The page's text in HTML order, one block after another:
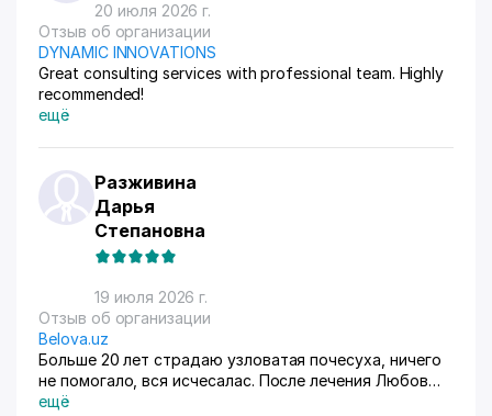
20 июля 2026 г.
Отзыв об организации
DYNAMIC INNOVATIONS
Great consulting services with professional team. Highly
recommended!
ещё
Разживина
Дарья
Степановна
19 июля 2026 г.
Отзыв об организации
Belova.uz
Больше 20 лет страдаю узловатая почесуха, ничего
не помогало, вся исчесалас. После лечения Любов
Владимировны 90% болячек ушло, сейчас
ещё